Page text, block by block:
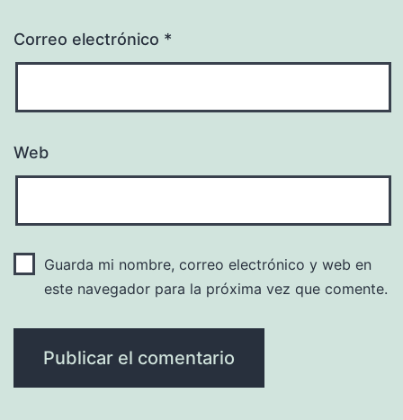
Correo electrónico *
Web
Guarda mi nombre, correo electrónico y web en
este navegador para la próxima vez que comente.